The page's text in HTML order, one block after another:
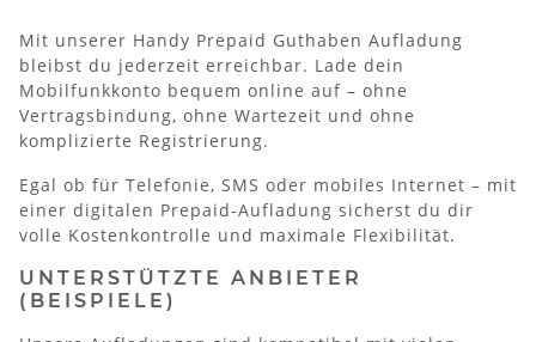
Mit unserer Handy Prepaid Guthaben Aufladung
bleibst du jederzeit erreichbar. Lade dein
Mobilfunkkonto bequem online auf – ohne
Vertragsbindung, ohne Wartezeit und ohne
komplizierte Registrierung.
Egal ob für Telefonie, SMS oder mobiles Internet – mit
einer digitalen Prepaid-Aufladung sicherst du dir
volle Kostenkontrolle und maximale Flexibilität.
UNTERSTÜTZTE ANBIETER
(BEISPIELE)